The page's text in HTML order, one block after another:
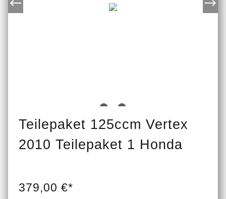
Teilepaket 125ccm Vertex
2010 Teilepaket 1 Honda
379,00 €*